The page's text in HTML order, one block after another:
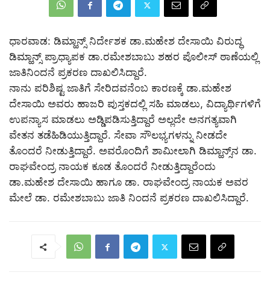
ಧಾರವಾಡ: ಡಿಮ್ಹಾನ್ಸ್ ನಿರ್ದೇಶಕ ಡಾ.ಮಹೇಶ ದೇಸಾಯಿ ವಿರುದ್ಧ
ಡಿಮ್ಹಾನ್ಸ್ ಪ್ರಾಧ್ಯಾಪಕ ಡಾ.ರಮೇಶಬಾಬು ಶಹರ ಪೊಲೀಸ್ ಠಾಣೆಯಲ್ಲಿ
ಜಾತಿನಿಂದನೆ ಪ್ರಕರಣ ದಾಖಲಿಸಿದ್ದಾರೆ.
ನಾನು ಪರಿಶಿಷ್ಟ ಜಾತಿಗೆ ಸೇರಿದವನೆಂಬ ಕಾರಣಕ್ಕೆ ಡಾ.‌ಮಹೇಶ
ದೇಸಾಯಿ ಅವರು ಹಾಜರಿ ಪುಸ್ತಕದಲ್ಲಿ ಸಹಿ ಮಾಡಲು, ವಿದ್ಯಾರ್ಥಿಗಳಿಗೆ
ಉಪನ್ಯಾಸ ಮಾಡಲು ಅಡ್ಡಿಪಡಿಸುತ್ತಿದ್ದಾರೆ ಅಲ್ಲದೇ ಅನಗತ್ಯವಾಗಿ
ವೇತನ ತಡೆಹಿಡಿಯುತ್ತಿದ್ದಾರೆ. ಸೇವಾ ಸೌಲಭ್ಯಗಳನ್ನು ನೀಡದೇ
ತೊಂದರೆ ನೀಡುತ್ತಿದ್ದಾರೆ. ಅವರೊಂದಿಗೆ ಶಾಮೀಲಾಗಿ ಡಿಮ್ಹಾನ್ಸ್‌ನ‌ ಡಾ.
ರಾಘವೇಂದ್ರ ನಾಯಕ ಕೂಡ ತೊಂದರೆ ನೀಡುತ್ತಿದ್ದಾರೆಂದು
ಡಾ.ಮಹೇಶ ದೇಸಾಯಿ ಹಾಗೂ ಡಾ. ರಾಘವೇಂದ್ರ ನಾಯಕ ಅವರ
ಮೇಲೆ ಡಾ. ರಮೇಶಬಾಬು ಜಾತಿ ನಿಂದನೆ ಪ್ರಕರಣ ದಾಖಲಿಸಿದ್ದಾರೆ.